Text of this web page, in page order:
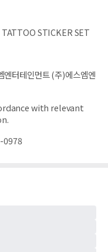
STICKER SET
엔터테인먼트 (주)에스엠엔
with relevant
0978